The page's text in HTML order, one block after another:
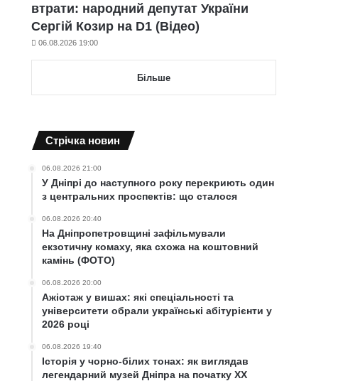
втрати: народний депутат України
Сергій Козир на D1 (Відео)
06.08.2026 19:00
Більше
Cтрічка новин
06.08.2026 21:00
У Дніпрі до наступного року перекриють один
з центральних проспектів: що сталося
06.08.2026 20:40
На Дніпропетровщині зафільмували
екзотичну комаху, яка схожа на коштовний
камінь (ФОТО)
06.08.2026 20:00
Ажіотаж у вишах: які спеціальності та
університети обрали українські абітурієнти у
2026 році
06.08.2026 19:40
Історія у чорно-білих тонах: як виглядав
легендарний музей Дніпра на початку ХХ